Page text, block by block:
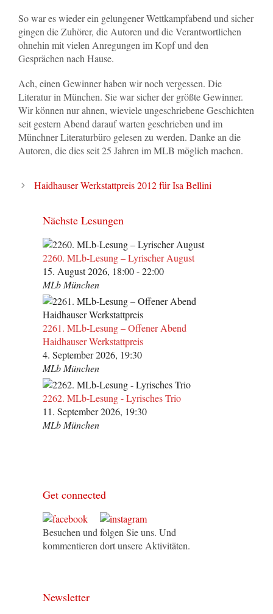
So war es wieder ein gelungener Wettkampfabend und sicher
gingen die Zuhörer, die Autoren und die Verantwortlichen
ohnehin mit vielen Anregungen im Kopf und den
Gesprächen nach Hause.
Ach, einen Gewinner haben wir noch vergessen. Die
Literatur in München. Sie war sicher der größte Gewinner.
Wir können nur ahnen, wieviele ungeschriebene Geschichten
seit gestern Abend darauf warten geschrieben und im
Münchner Literaturbüro gelesen zu werden. Danke an die
Autoren, die dies seit 25 Jahren im MLB möglich machen.
Haidhauser Werkstattpreis 2012 für Isa Bellini
Nächste Lesungen
2260. MLb-Lesung – Lyrischer August
15. August 2026, 18:00 - 22:00
MLb München
2261. MLb-Lesung – Offener Abend
Haidhauser Werkstattpreis
4. September 2026, 19:30
MLb München
2262. MLb-Lesung - Lyrisches Trio
11. September 2026, 19:30
MLb München
Get connected
Besuchen und folgen Sie uns. Und
kommentieren dort unsere Aktivitäten.
Newsletter